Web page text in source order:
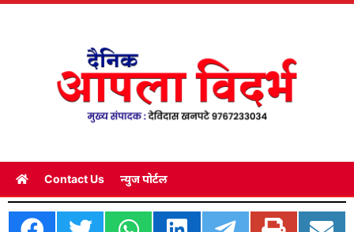
Contact Us न्युज पोर्टल